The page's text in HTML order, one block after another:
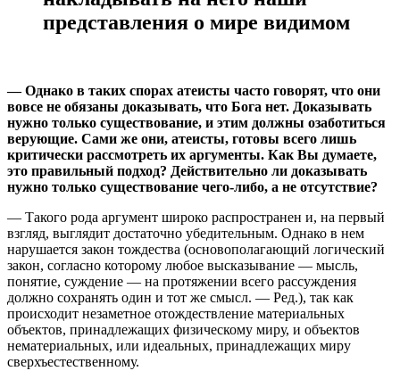
представления о мире видимом
— Однако в таких спорах атеисты часто говорят, что они
вовсе не обязаны доказывать, что Бога нет. Доказывать
нужно только существование, и этим должны озаботиться
верующие. Сами же они, атеисты, готовы всего лишь
критически рассмотреть их аргументы. Как Вы думаете,
это правильный подход? Действительно ли доказывать
нужно только существование чего-либо, а не отсутствие?
— Такого рода аргумент широко распространен и, на первый
взгляд, выглядит достаточно убедительным. Однако в нем
нарушается закон тождества (основополагающий логический
закон, согласно которому любое высказывание — мысль,
понятие, суждение — на протяжении всего рассуждения
должно сохранять один и тот же смысл. — Ред.), так как
происходит незаметное отождествление материальных
объектов, принадлежащих физическому миру, и объектов
нематериальных, или идеальных, принадлежащих миру
сверхъестественному.